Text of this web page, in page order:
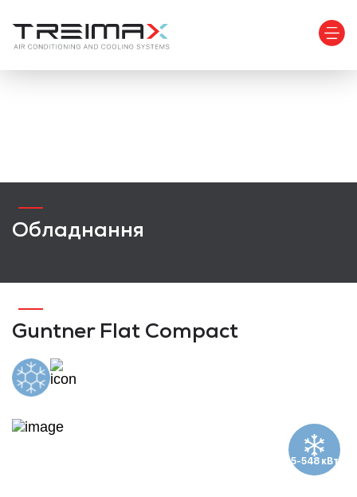
Обладнання
Guntner Flat Compact
5-548 кВт